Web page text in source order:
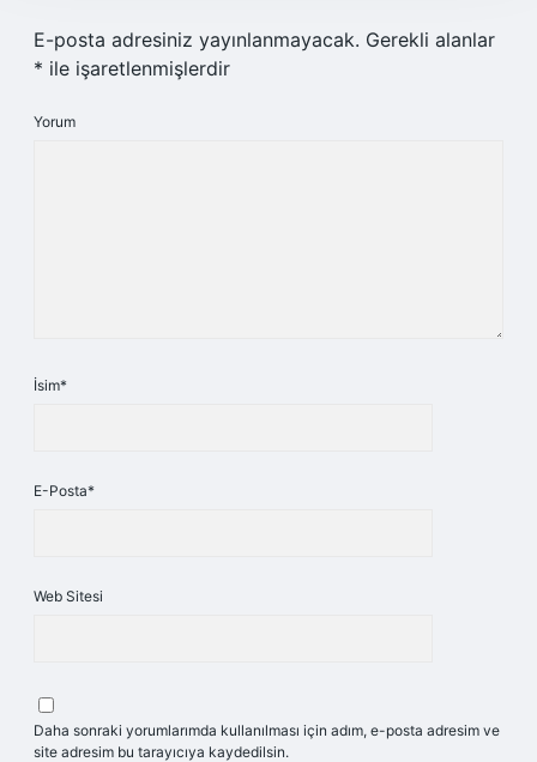
E-posta adresiniz yayınlanmayacak. Gerekli alanlar
* ile işaretlenmişlerdir
Yorum
İsim*
E-Posta*
Web Sitesi
Daha sonraki yorumlarımda kullanılması için adım, e-posta adresim ve
site adresim bu tarayıcıya kaydedilsin.